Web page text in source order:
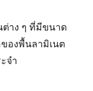
ต่าง ๆ ที่มีขนาด
ของพื้นลามิเนต
จำ